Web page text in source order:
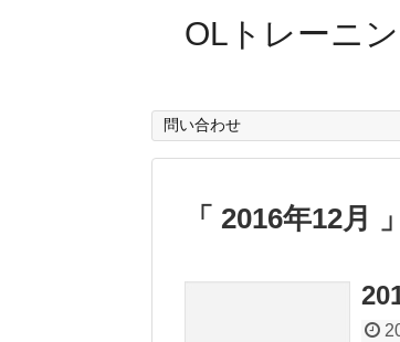
OLトレーニ
問い合わせ
「 2016年12月